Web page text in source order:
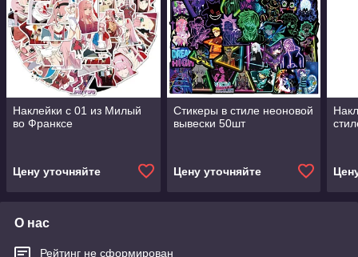
Наклейки с 01 из Милый
во Франксе
Цену уточняйте
Стикеры в стиле неоновой
вывески 50шт
Цену уточняйте
О нас
Рейтинг не сформирован